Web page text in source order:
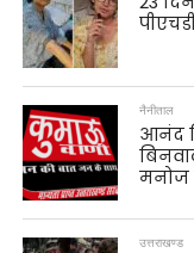
नैनीताल
आनंद
मनोज
उत्तराखण्ड